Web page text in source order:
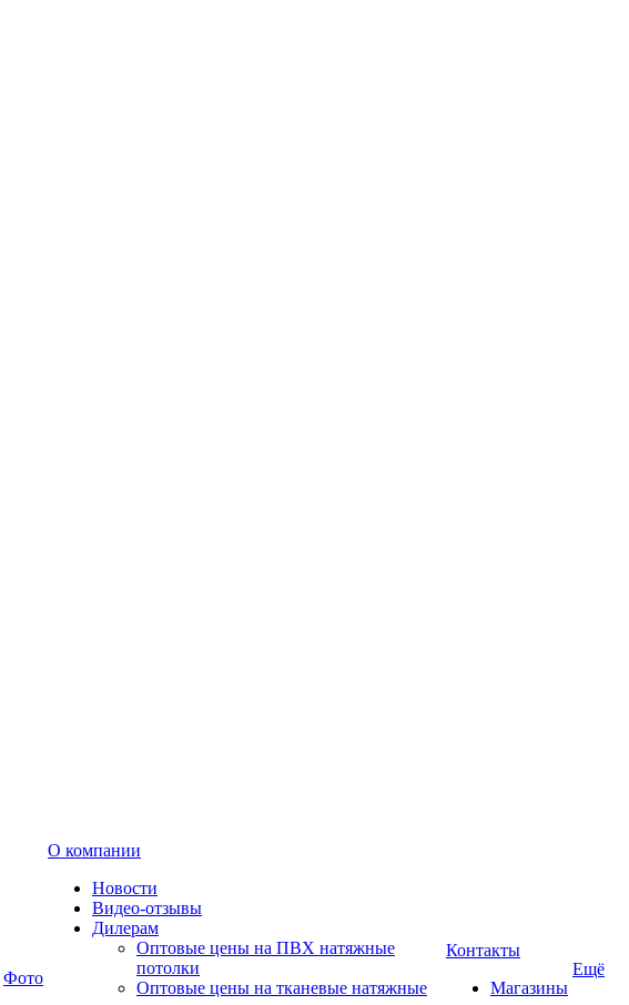
Фото
О компании
Новости
Видео-отзывы
Дилерам
Оптовые цены на ПВХ натяжные
потолки
Оптовые цены на тканевые натяжные
Контакты
Магазины
Ещё